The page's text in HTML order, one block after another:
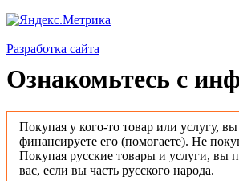
Разработка сайта
Ознакомьтесь с
Покупая у кого-то товар или услугу,
финансируете его (помогаете). Не
Покупая русские товары и услуги, вы
вас, если вы часть русского народа.